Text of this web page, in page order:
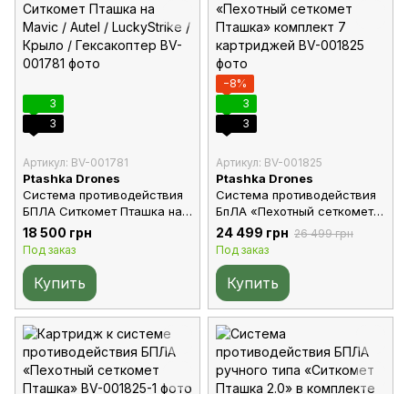
3
3
Артикул: BV-001781
Ptashka Drones
Система противодействия
БПЛА Ситкомет Пташка на
Mavic / Autel / LuckyStrike /
Крыло / Гексакоптер
18 500 грн
Под заказ
Купить
−8%
3
3
Артикул: BV-001825
Ptashka Drones
Система противодействия
БпЛА «Пехотный сеткомет
Пташка» комплект 7
картриджей
24 499 грн 26 499 грн
Под заказ
Купить